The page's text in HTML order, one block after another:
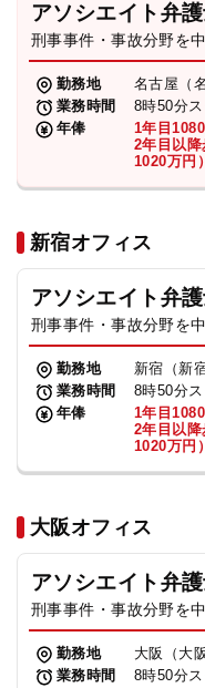
アソシエイト弁護
刑事事件・事故分野を
勤務地
名古屋（
業務時間
8時50分ス
年俸
1年目
2年目以
1020万円）
新宿オフィス
アソシエイト弁護
刑事事件・事故分野を
勤務地
新宿（新
業務時間
8時50分ス
年俸
1年目
2年目以
1020万円）
大阪オフィス
アソシエイト弁護
刑事事件・事故分野を
勤務地
大阪（大
業務時間
8時50分ス
弁護士・税理士
費用
求人採用
お知らせ
特設サイト
相談先情報サイト
法人グループ
プライバシーポリ
TikTok